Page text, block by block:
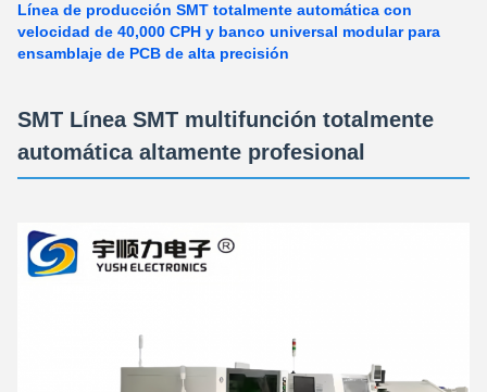
Línea de producción SMT totalmente automática con
velocidad de 40,000 CPH y banco universal modular para
ensamblaje de PCB de alta precisión
SMT Línea SMT multifunción totalmente
automática altamente profesional